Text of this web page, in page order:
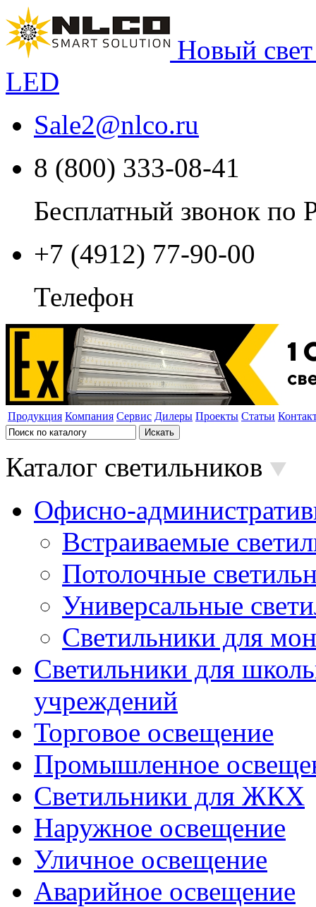
Новый
LED
Sale2@nlco.ru
8 (800) 333-08-41
Бесплатный звонок по
+7 (4912) 77-90-00
Телефон
Продукция Компания Сервис Дилеры Проекты Статьи
Каталог светильников
Офисно-
Встраиваемые
Потолочные
Универсальные
Светильники для
Светильники для
учреждений
Торговое освещение
Промышленное
Светильники для ЖКХ
Наружное освещение
Уличное освещение
Аварийное освещение